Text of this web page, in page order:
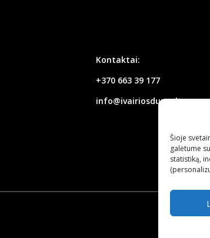
Šioje
galėtume
statistiką,
Kontaktai:
+370 663 39 177
info@ivairiosdurys.lt